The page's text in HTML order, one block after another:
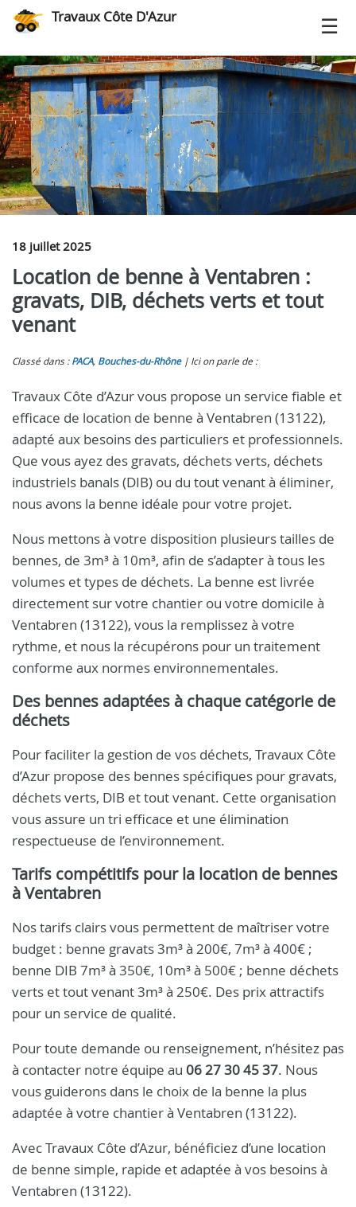
Travaux Côte D'Azur
18 juillet 2025
Location de benne à Ventabren :
gravats, DIB, déchets verts et tout
venant
Classé dans : PACA, Bouches-du-Rhône Ici on parle de :
Travaux Côte d’Azur vous propose un service fiable et
efficace de location de benne à Ventabren (13122),
adapté aux besoins des particuliers et professionnels.
Que vous ayez des gravats, déchets verts, déchets
industriels banals (DIB) ou du tout venant à éliminer,
nous avons la benne idéale pour votre projet.
Nous mettons à votre disposition plusieurs tailles de
bennes, de 3m³ à 10m³, afin de s’adapter à tous les
volumes et types de déchets. La benne est livrée
directement sur votre chantier ou votre domicile à
Ventabren (13122), vous la remplissez à votre
rythme, et nous la récupérons pour un traitement
conforme aux normes environnementales.
Des bennes adaptées à chaque catégorie de
déchets
Pour faciliter la gestion de vos déchets, Travaux Côte
d’Azur propose des bennes spécifiques pour gravats,
déchets verts, DIB et tout venant. Cette organisation
vous assure un tri efficace et une élimination
respectueuse de l’environnement.
Tarifs compétitifs pour la location de bennes
à Ventabren
Nos tarifs clairs vous permettent de maîtriser votre
budget : benne gravats 3m³ à 200€, 7m³ à 400€ ;
benne DIB 7m³ à 350€, 10m³ à 500€ ; benne déchets
verts et tout venant 3m³ à 250€. Des prix attractifs
pour un service de qualité.
Pour toute demande ou renseignement, n’hésitez pas
à contacter notre équipe au 06 27 30 45 37. Nous
vous guiderons dans le choix de la benne la plus
adaptée à votre chantier à Ventabren (13122).
Avec Travaux Côte d’Azur, bénéficiez d’une location
de benne simple, rapide et adaptée à vos besoins à
Ventabren (13122).